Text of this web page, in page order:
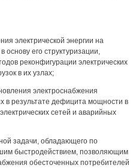
электрической энергии на
его структуризации,
реконфигурации электрических
в их узлах;
электроснабжения
в результате дефицита мощности в
сетей и аварийных
задачи, обладающего по
быстродействием, позволяющим
обесточенных потребителей